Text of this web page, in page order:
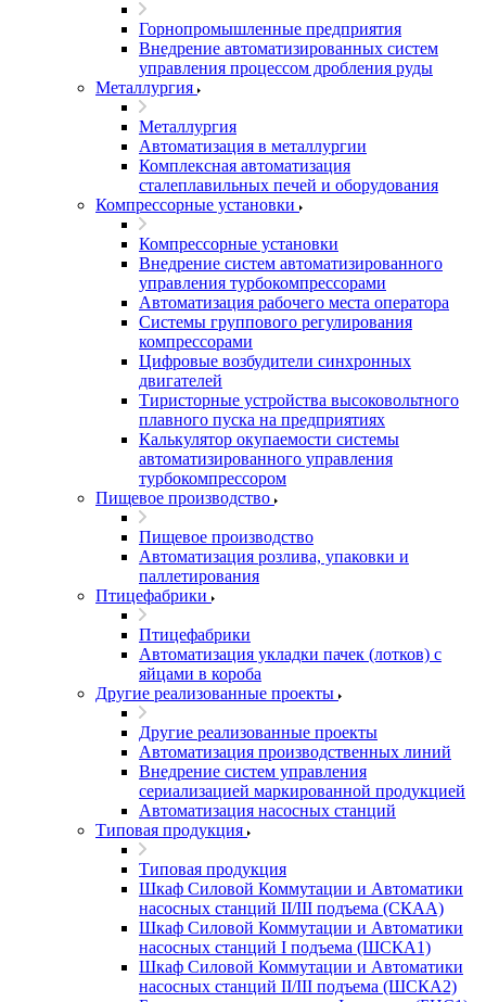
Горнопромышленные предприятия
Внедрение автоматизированных систем
управления процессом дробления руды
Металлургия
Металлургия
Автоматизация в металлургии
Комплексная автоматизация
сталеплавильных печей и оборудования
Компрессорные установки
Компрессорные установки
Внедрение систем автоматизированного
управления турбокомпрессорами
Автоматизация рабочего места оператора
Системы группового регулирования
компрессорами
Цифровые возбудители синхронных
двигателей
Тиристорные устройства высоковольтного
плавного пуска на предприятиях
Калькулятор окупаемости системы
автоматизированного управления
турбокомпрессором
Пищевое производство
Пищевое производство
Автоматизация розлива, упаковки и
паллетирования
Птицефабрики
Птицефабрики
Автоматизация укладки пачек (лотков) с
яйцами в короба
Другие реализованные проекты
Другие реализованные проекты
Автоматизация производственных линий
Внедрение систем управления
сериализацией маркированной продукцией
Автоматизация насосных станций
Типовая продукция
Типовая продукция
Шкаф Силовой Коммутации и Автоматики
насосных станций II/III подъема (СКАА)
Шкаф Силовой Коммутации и Автоматики
насосных станций I подъема (ШСКА1)
Шкаф Силовой Коммутации и Автоматики
насосных станций II/III подъема (ШСКА2)